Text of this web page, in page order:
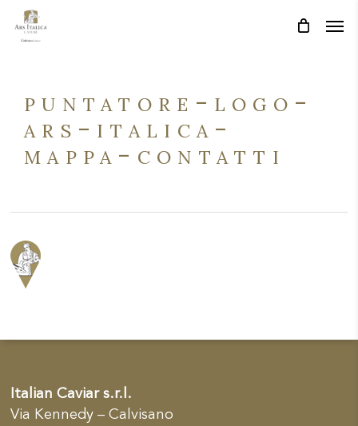
Skip
puntatore-logo-
ars-italica-
mappa-contatti
Italian Caviar s.r.l.
Via Kennedy – Calvisano